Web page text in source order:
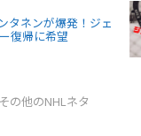
タネンが爆発！ジェ
復帰に希望
その他のNHLネタ